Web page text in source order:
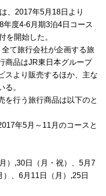
、2017年5月18日より
年度4-6月期3泊4日コース
を開始した。
て旅行会社が企画する旅
商品はJR東日本グループ
スより販売するほか、主な
る。
を行う旅行商品は以下のと
年5月～11月のコースと
）,30日（月・祝）、5月7
、6月11日（月）,25日